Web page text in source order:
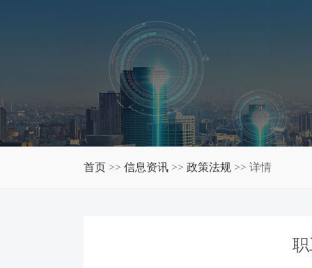
首页 >> 信息资讯 >> 政策法规 >> 详情